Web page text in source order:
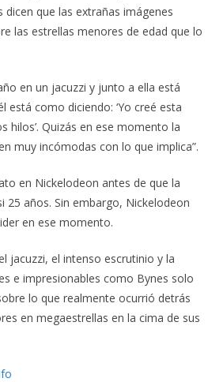
que las extrañas imágenes
las estrellas menores de edad que lo
en un jacuzzi y junto a ella está
está como diciendo: ‘Yo creé esta
hilos’. Quizás en ese momento la
muy incómodas con lo que implica”.
en Nickelodeon antes de que la
25 años. Sin embargo, Nickelodeon
en ese momento.
jacuzzi, el intenso escrutinio y la
e impresionables como Bynes solo
lo que realmente ocurrió detrás
en megaestrellas en la cima de sus